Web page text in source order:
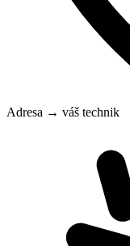
Adresa → váš technik